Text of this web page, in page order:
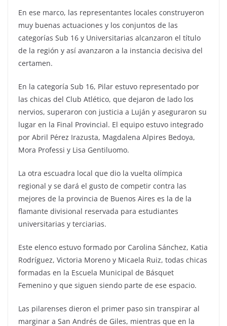
En ese marco, las representantes locales construyeron
muy buenas actuaciones y los conjuntos de las
categorías Sub 16 y Universitarias alcanzaron el título
de la región y así avanzaron a la instancia decisiva del
certamen.
En la categoría Sub 16, Pilar estuvo representado por
las chicas del Club Atlético, que dejaron de lado los
nervios, superaron con justicia a Luján y aseguraron su
lugar en la Final Provincial. El equipo estuvo integrado
por Abril Pérez Irazusta, Magdalena Alpires Bedoya,
Mora Professi y Lisa Gentiluomo.
La otra escuadra local que dio la vuelta olímpica
regional y se dará el gusto de competir contra las
mejores de la provincia de Buenos Aires es la de la
flamante divisional reservada para estudiantes
universitarias y terciarias.
Este elenco estuvo formado por Carolina Sánchez, Katia
Rodríguez, Victoria Moreno y Micaela Ruiz, todas chicas
formadas en la Escuela Municipal de Básquet
Femenino y que siguen siendo parte de ese espacio.
Las pilarenses dieron el primer paso sin transpirar al
marginar a San Andrés de Giles, mientras que en la